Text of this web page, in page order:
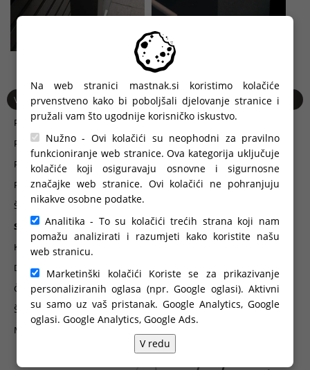
Na web stranici mastnak.si koristimo kolačiće
prvenstveno kako bi poboljšali djelovanje stranice i
pružali vam što ugodnije korisničko iskustvo.
Nužno - Ovi kolačići su neophodni za pravilno
funkcioniranje web stranice. Ova kategorija uključuje
kolačiće koji osiguravaju osnovne i sigurnosne
značajke web stranice. Ovi kolačići ne pohranjuju
nikakve osobne podatke.
Analitika - To su kolačići trećih strana koji nam
pomažu analizirati i razumjeti kako koristite našu
web stranicu.
Marketinški kolačići Koriste se za prikazivanje
personaliziranih oglasa (npr. Google oglasi). Aktivni
su samo uz vaš pristanak. Google Analytics, Google
oglasi. Google Analytics, Google Ads.
V redu
Višenamjenski stup i ...
Pogoni za vrata
Poštanski sandučići
Portafoni i videofoni
Portafoni i šifrator na GSM tehnologiji
Šifrator, kanalna tipka, kanalni ključ, radarski prijemnik ...
Svjetlo upozorenja
Kvake i ručke
Daljinski upravljači
Čitač otiska prsta
Širokopojasne fotoćelije
Mehanizam koji prepoznaje prepreku prije sudara